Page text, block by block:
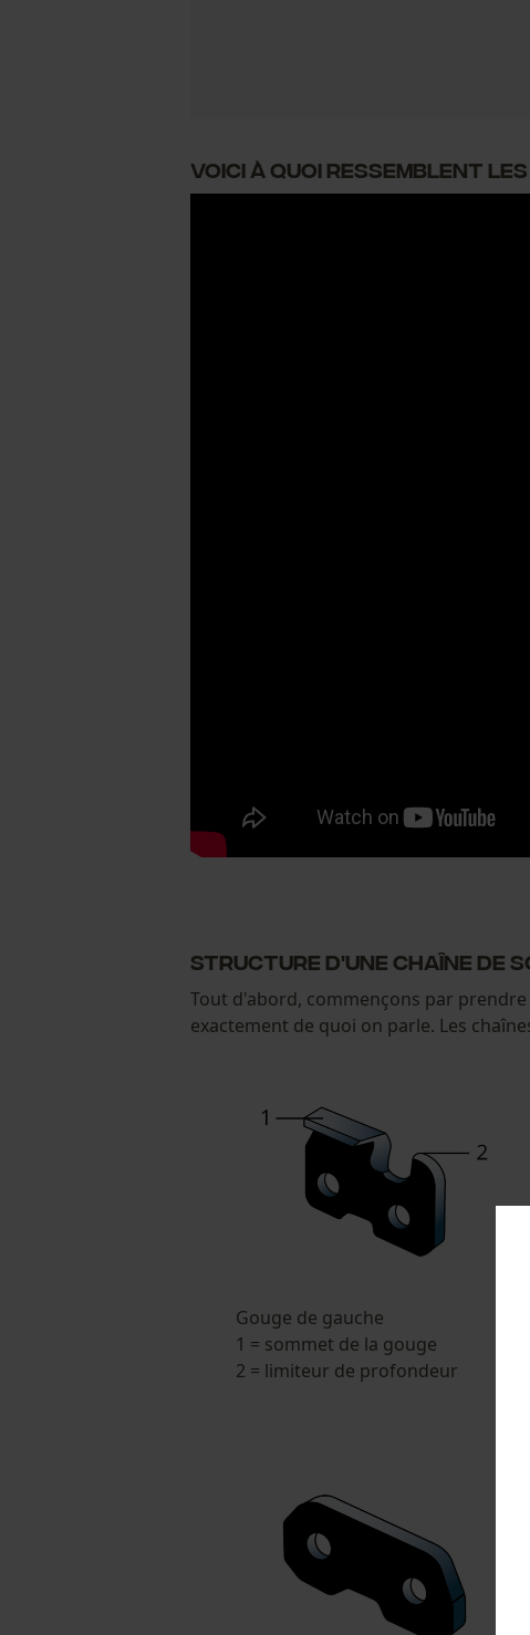
Voici à quoi ressemblent
Structure d'une chaîne de
Tout d'abord, commençons par
exactement de quoi on parle. Les
Gouge de gauche
1 = sommet de la gouge
2 = limiteur de profondeur